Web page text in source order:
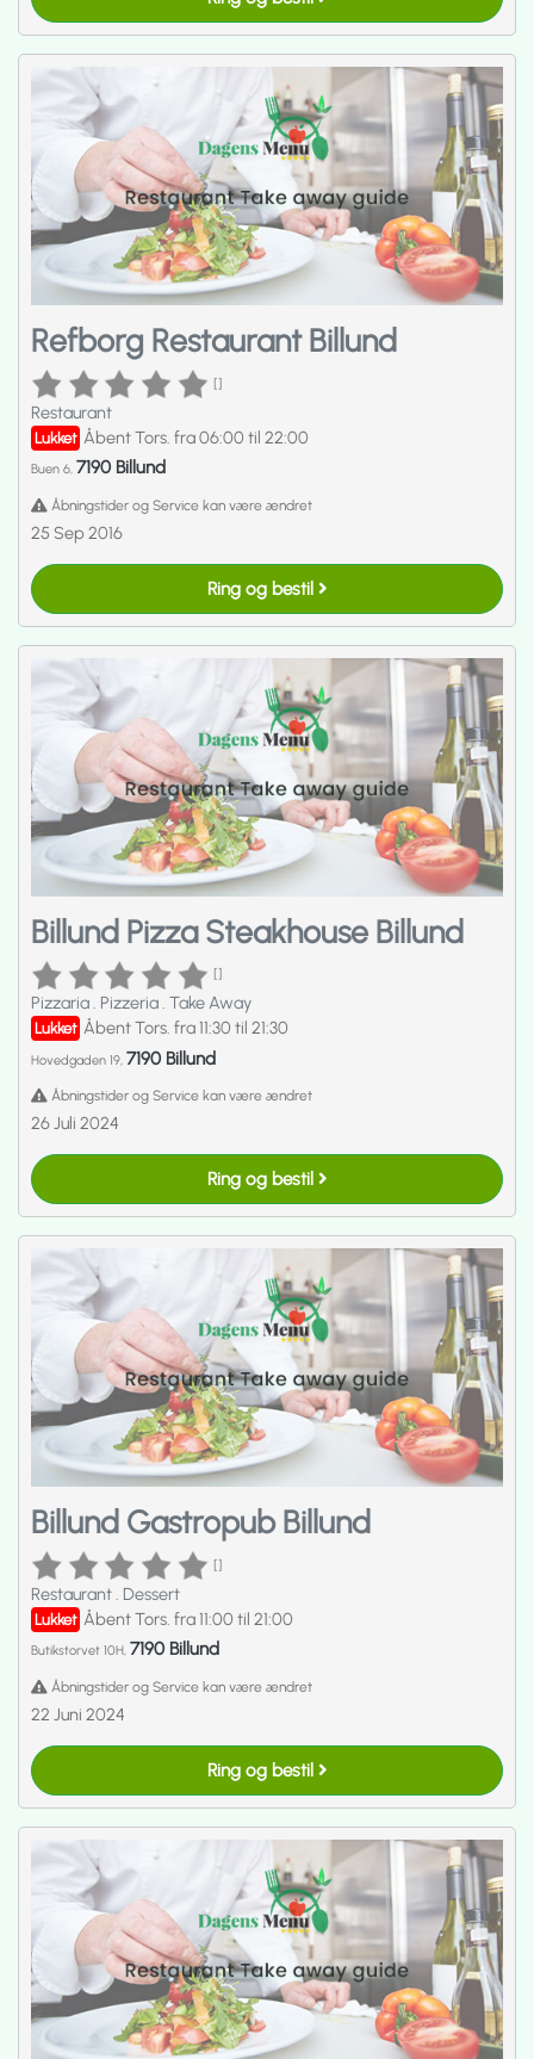
Refborg Restaurant Billund
[]
Restaurant
Lukket Åbent Tors. fra 06:00 til 22:00
Buen 6, 7190 Billund
Åbningstider og Service kan være ændret
25 Sep 2016
Ring og bestil
Billund Pizza Steakhouse Billund
[]
Pizzaria. Pizzeria. Take Away
Lukket Åbent Tors. fra 11:30 til 21:30
Hovedgaden 19, 7190 Billund
Åbningstider og Service kan være ændret
26 Juli 2024
Ring og bestil
Billund Gastropub Billund
[]
Restaurant. Dessert
Lukket Åbent Tors. fra 11:00 til 21:00
Butikstorvet 10H, 7190 Billund
Åbningstider og Service kan være ændret
22 Juni 2024
Ring og bestil